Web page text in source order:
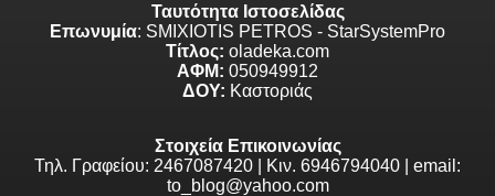
Ταυτότητα Ιστοσελίδας
Επωνυμία: SMIXIOTIS PETROS - StarSystemPro
Τίτλος: oladeka.com
ΑΦΜ: 050949912
ΔΟΥ: Καστοριάς
Στοιχεία Επικοινωνίας
Τηλ. Γραφείου: 2467087420 | Κιν. 6946794040 | email:
to_blog@yahoo.com